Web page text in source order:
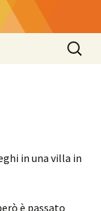
Ricerca
per:
in una villa in
è passato